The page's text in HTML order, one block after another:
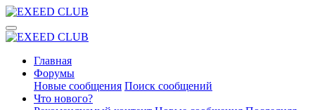
Главная
Форумы
Новые сообщения Поиск сообщений
Что нового?